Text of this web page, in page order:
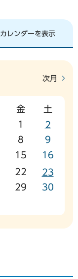
カレンダーを表示
次月
金
土
1
2
8
9
15
16
22
23
29
30